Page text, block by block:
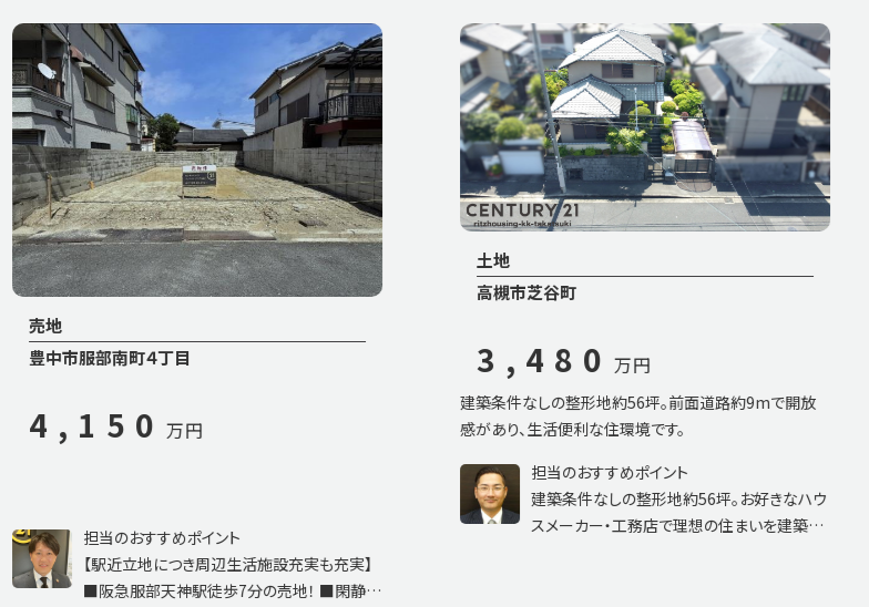
売地
豊中市服部南町４丁目
4,150万円
担当のおすすめポイント
【駅近立地につき周辺生活施設充実も充実】
■阪急服部天神駅徒歩7分の売地！ ■閑静な
土地
高槻市芝谷町
3,480万円
建築条件なしの整形地約56坪。前面道路約9mで開放
感があり、生活便利な住環境です。
担当のおすすめポイント
建築条件なしの整形地約56坪。お好きなハウ
スメーカー・工務店で理想の住まいを建築い